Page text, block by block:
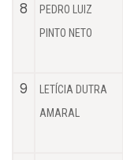
8
PEDRO LUIZ
PINTO NETO
9
LETÍCIA DUTRA
AMARAL